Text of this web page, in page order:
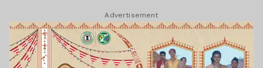
Advertisement